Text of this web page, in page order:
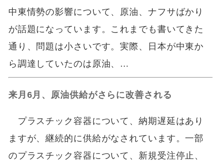
中東情勢の影響について、原油、ナフサばかり
が話題になっています。これまでも書いてきた
通り、問題は小さいです。実際、日本が中東か
ら調達していたのは原油、…
来月6月、原油供給がさらに改善される
プラスチック容器について、納期遅延はあり
ますが、継続的に供給がなされています。一部
のプラスチック容器について、新規受注停止、